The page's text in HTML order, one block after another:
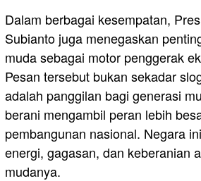
Dalam berbagai kesempatan,
Subianto juga menegaskan
muda sebagai motor penggerak
Pesan tersebut bukan sekadar
adalah panggilan bagi generasi
berani mengambil peran lebih
pembangunan nasional. Negara
energi, gagasan, dan keberanian
mudanya.